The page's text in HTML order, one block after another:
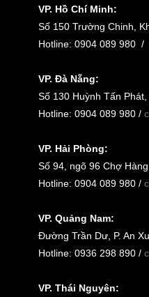
VP. Hồ Chí Minh:
Số 150 Trường Chinh,
Hotline: 0904 089 980 /
VP. Đà Nẵng:
Số 130 Huỳnh Tấn
Hotline: 0904 089 980 /
VP. Hải Phòng:
Số 94, ngõ 96 Chợ
Hotline: 0904 089 980 /
VP. Quảng Nam:
Đường Trần Dư, P. An
Hotline: 0936 298 890 /
VP. Thái Nguyên: